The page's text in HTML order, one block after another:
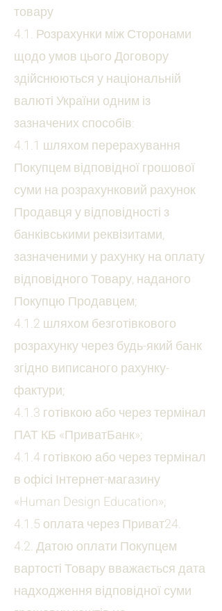
товару
4.1. Розрахунки між Сторонами
щодо умов цього Договору
здійснюються у національній
валюті України одним із
зазначених способів:
4.1.1 шляхом перерахування
Покупцем відповідної грошової
суми на розрахунковий рахунок
Продавця у відповідності з
банківськими реквізитами,
зазначеними у рахунку на оплату
відповідного Товару, наданого
Покупцю Продавцем;
4.1.2 шляхом безготівкового
розрахунку через будь-який банк
згідно виписаного рахунку-
фактури;
4.1.3 готівкою або через термінал
ПАТ КБ «ПриватБанк»;
4.1.4 готівкою або через термінал
в офісі Інтернет-магазину
«Human Design Education»;
4.1.5 оплата через Приват24.
4.2. Датою оплати Покупцем
вартості Товару вважається дата
надходження відповідної суми